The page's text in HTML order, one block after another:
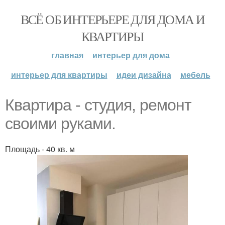
ВСЁ ОБ ИНТЕРЬЕРЕ ДЛЯ ДОМА И
КВАРТИРЫ
главная
интерьер для дома
интерьер для квартиры
идеи дизайна мебель
Квартира - студия, ремонт
своими руками.
Площадь - 40 кв. м